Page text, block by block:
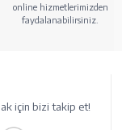
online hizmetlerimizden
faydalanabilirsiniz.
için bizi takip et!